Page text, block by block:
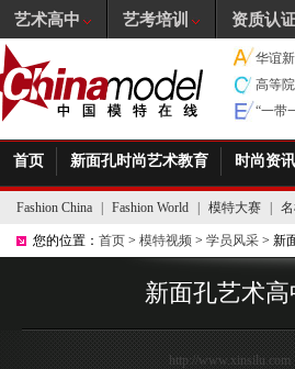
华谊
高等
“一带
首页 新面孔时尚艺术教育 时尚资讯
Fashion China Fashion World 模特大赛
您的位置： 首页 > 模特视频 > 学员风采 > 新
新面孔艺术
http://www.xinsilu.com
艺术高中 艺考培训 资质认